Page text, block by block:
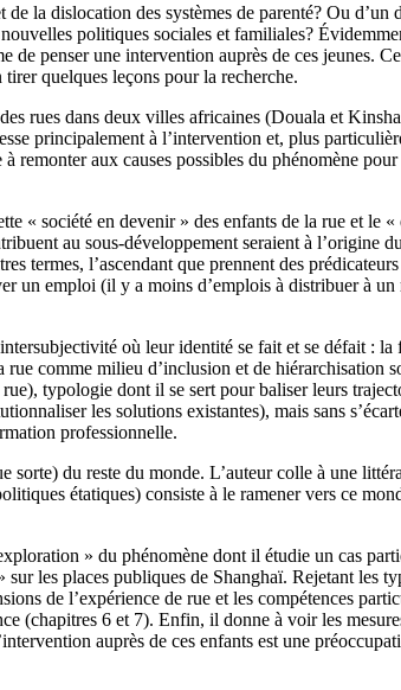
la dislocation des systèmes de parenté? Ou
politiques sociales et familiales?
penser une intervention auprès de ces jeunes.
quelques leçons pour la recherche.
rues dans deux villes africaines (Douala et
principalement à l’intervention et, plus
aux causes possibles du phénomène
« société en devenir » des enfants de la rue et
au sous-développement seraient à l’origine
termes, l’ascendant que prennent des
emploi (il y a moins d’emplois à distribuer à
où leur identité se fait et se défait :
comme milieu d’inclusion et de hiérarchisation
typologie dont il se sert pour baliser leurs
les solutions existantes), mais sans
professionnelle.
du reste du monde. L’auteur colle à une
étatiques) consiste à le ramener vers ce
» du phénomène dont il étudie un cas
les places publiques de Shanghaï. Rejetant les
de l’expérience de rue et les compétences
6 et 7). Enfin, il donne à voir les
auprès de ces enfants est une